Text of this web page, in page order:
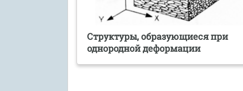
Структуры, образующиеся при
однородной деформации